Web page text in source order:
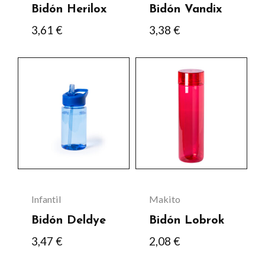
Bidón Herilox
3,61 €
en
la
producto
Bidón Vandix
3,38 €
en
la
página
Infantil
Bidón Deldye
3,47 €
producto
múltiples
variantes.
se
pueden
en
Makito
Bidón Lobrok
2,08 €
producto
múltiples
variantes.
se
pueden
en